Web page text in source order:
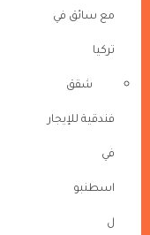
مع سائق في
تركيا
شقق
فندقية للإيجار
في
اسطنبو
ل